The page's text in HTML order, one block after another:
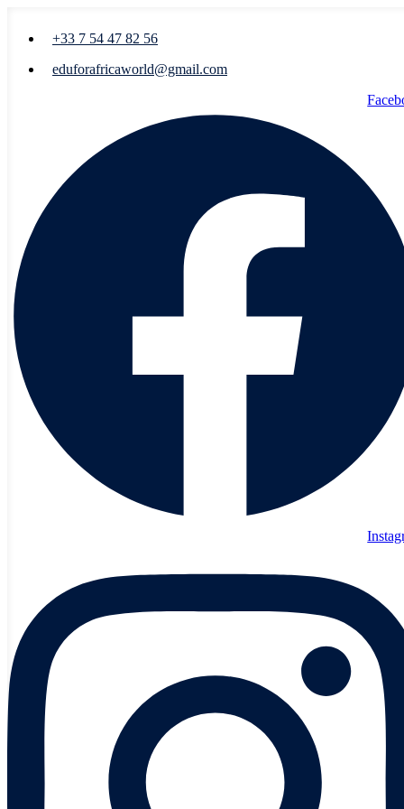
+33 7 54 47 82 56
eduforafricaworld@gmail.com